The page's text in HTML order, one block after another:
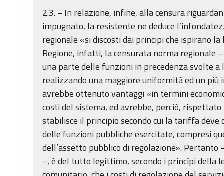
2.3. − In relazione, infine, alla censura
impugnato, la resistente ne deduce
regionale «si discosti dai principi che ispirano
Regione, infatti, la censurata norma regionale
una parte delle funzioni in precedenza svolte a
realizzando una maggiore uniformità ed un
avrebbe ottenuto vantaggi «in termini
costi del sistema, ed avrebbe, perciò,
stabilisce il principio secondo cui la tariffa
delle funzioni pubbliche esercitate, compresi
dell’assetto pubblico di regolazione».
−, è del tutto legittimo, secondo i princípi della